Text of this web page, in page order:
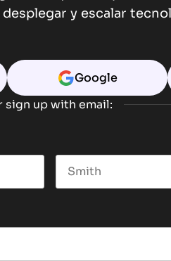
y escalar
Google
sign up with email: